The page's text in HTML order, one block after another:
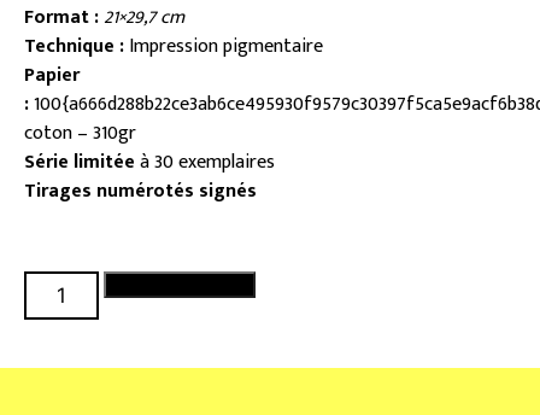
Format :21×29,7 cm
Technique :Impression pigmentaire
Papier
:
coton – 310gr
Série limitéeà 30 exemplaires
Tirages numérotés signés
quantité
de
café